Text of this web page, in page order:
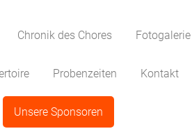
Chronik des Chores Fotogalerie
Probenzeiten Kontakt
Unsere Sponsoren